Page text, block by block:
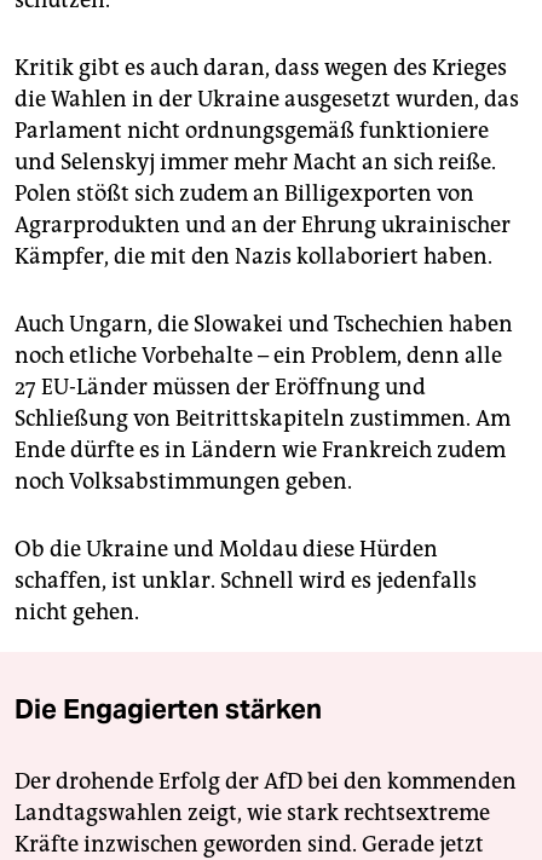
Kritik gibt es auch daran, dass wegen des Krieges
die Wahlen in der Ukraine ausgesetzt wurden, das
Parlament nicht ordnungsgemäß funktioniere
und Selenskyj immer mehr Macht an sich reiße.
Polen stößt sich zudem an Billigexporten von
Agrarprodukten und an der Ehrung ukrainischer
Kämpfer, die mit den Nazis kollaboriert haben.
Auch Ungarn, die Slowakei und Tschechien haben
noch etliche Vorbehalte – ein Problem, denn alle
27 EU-Länder müssen der Eröffnung und
Schließung von Beitrittskapiteln zustimmen. Am
Ende dürfte es in Ländern wie Frankreich zudem
noch Volksabstimmungen geben.
Ob die Ukraine und Moldau diese Hürden
schaffen, ist unklar. Schnell wird es jedenfalls
nicht gehen.
Die Engagierten stärken
Der drohende Erfolg der AfD bei den kommenden
Landtagswahlen zeigt, wie stark rechtsextreme
Kräfte inzwischen geworden sind. Gerade jetzt